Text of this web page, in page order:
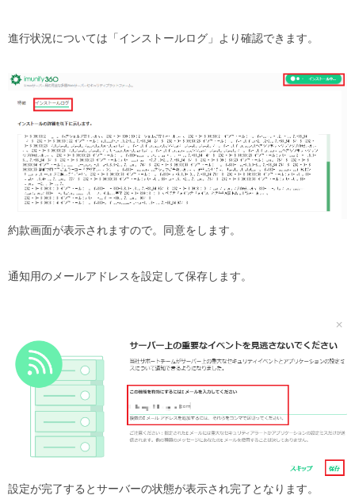
進行状況については「インストールログ」より確認できます。
約款画面が表示されますので。同意をします。
通知用のメールアドレスを設定して保存します。
設定が完了するとサーバーの状態が表示され完了となります。